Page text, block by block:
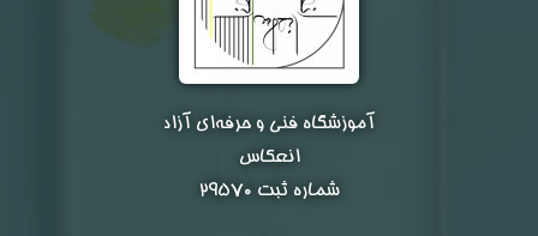
آموزشگاه فنی و حرفه‌ای آزاد
انعکاس
شماره ثبت ۲۹۵۷۰